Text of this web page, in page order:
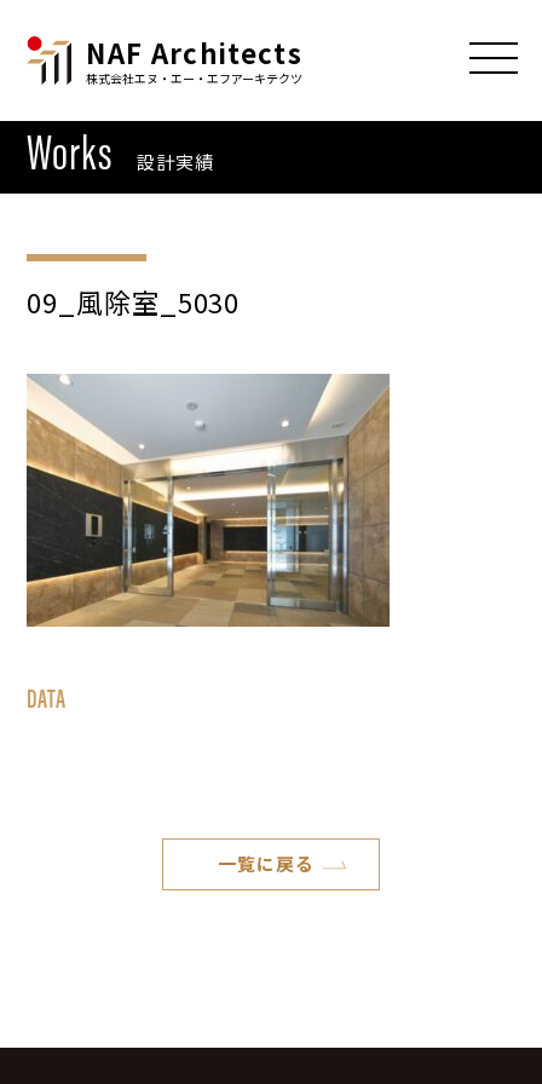
NAF Architects
株式会社エヌ・エー・エフアーキテクツ
Works 設計実績
09_風除室_5030
DATA
一覧に戻る